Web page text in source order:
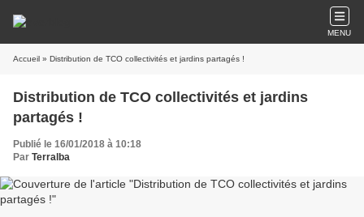
MENU
Accueil » Distribution de TCO collectivités et jardins partagés !
Distribution de TCO collectivités et jardins
partagés !
Publié le 16/01/2018 à 10:18
Par Terralba